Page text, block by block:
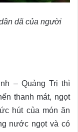
dã của người
– Quảng Trị thì
thanh mát, ngọt
hút của món ăn
nước ngọt và có